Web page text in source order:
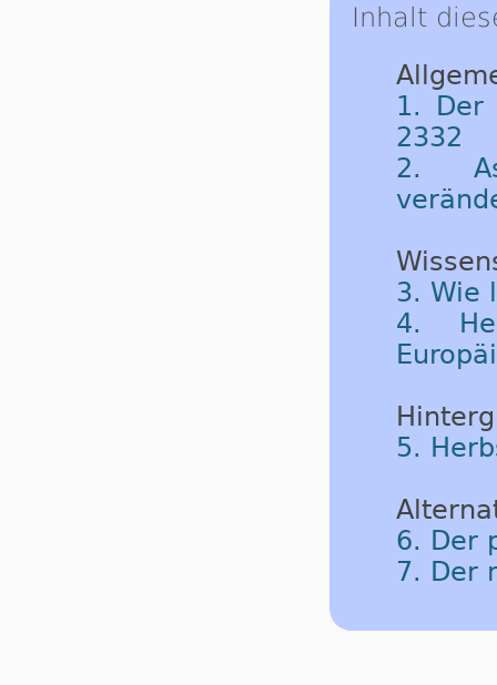
Inhalt
1. Der
2332
2.
3. Wie
4.
5.
6. Der
7. Der